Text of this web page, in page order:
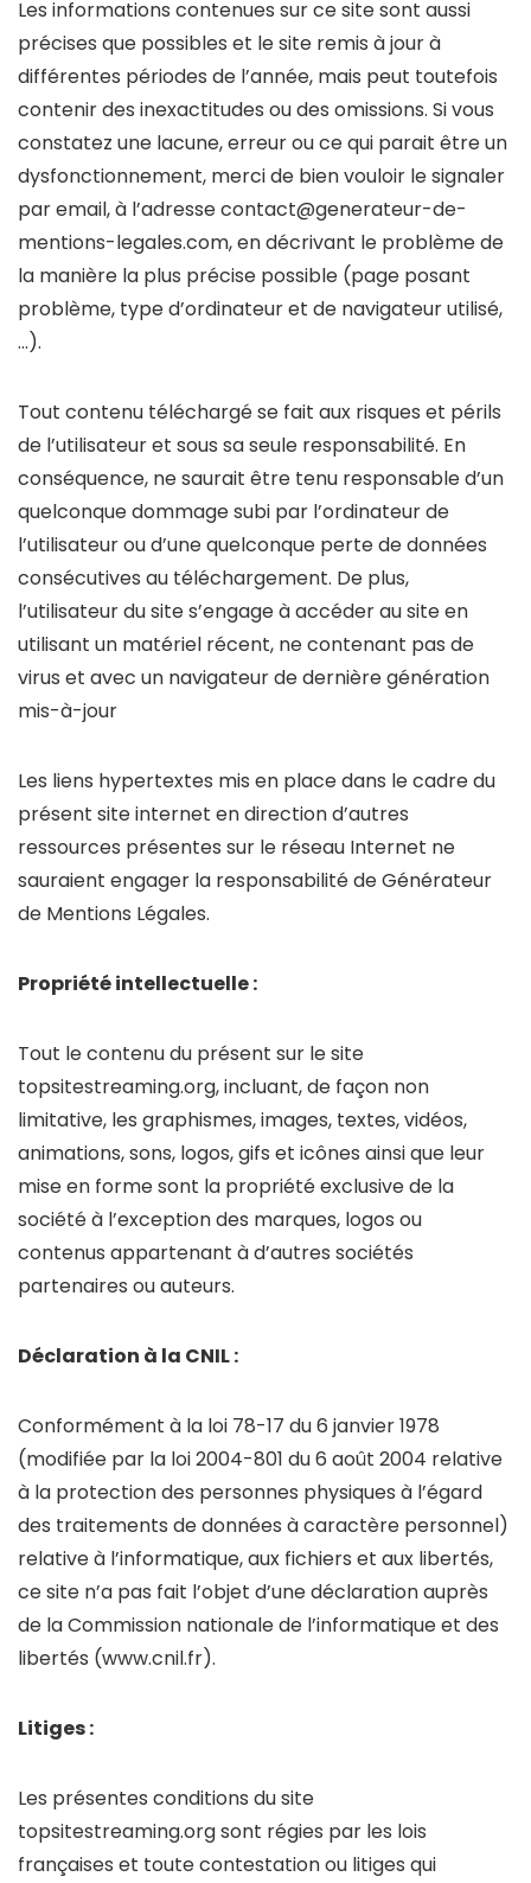
Les informations contenues sur ce site sont aussi
précises que possibles et le site remis à jour à
différentes périodes de l’année, mais peut toutefois
contenir des inexactitudes ou des omissions. Si vous
constatez une lacune, erreur ou ce qui parait être un
dysfonctionnement, merci de bien vouloir le signaler
par email, à l’adressecontact@generateur-de-
mentions-legales.com, en décrivant le problème de
la manière la plus précise possible (page posant
problème, type d’ordinateur et de navigateur utilisé,
…).
Tout contenu téléchargé se fait aux risques et périls
de l’utilisateur et sous sa seule responsabilité. En
conséquence, ne saurait être tenu responsable d’un
quelconque dommage subi par l’ordinateur de
l’utilisateur ou d’une quelconque perte de données
consécutives au téléchargement. De plus,
l’utilisateur du site s’engage à accéder au site en
utilisant un matériel récent, ne contenant pas de
virus et avec un navigateur de dernière génération
mis-à-jour
Les liens hypertextes mis en place dans le cadre du
présent site internet en direction d’autres
ressources présentes sur le réseau Internet ne
sauraient engager la responsabilité de Générateur
de Mentions Légales.
Propriété intellectuelle :
Tout le contenu du présent sur le site
topsitestreaming.org, incluant, de façon non
limitative, les graphismes, images, textes, vidéos,
animations, sons, logos, gifs et icônes ainsi que leur
mise en forme sont la propriété exclusive de la
société à l’exception des marques, logos ou
contenus appartenant à d’autres sociétés
partenaires ou auteurs.
Déclaration à la CNIL :
Conformément à la loi 78-17 du 6 janvier 1978
(modifiée par la loi 2004-801 du 6 août 2004 relative
à la protection des personnes physiques à l’égard
des traitements de données à caractère personnel)
relative à l’informatique, aux fichiers et aux libertés,
ce site n’a pas fait l’objet d’une déclaration auprès
de la Commission nationale de l’informatique et des
libertés (www.cnil.fr).
Litiges :
Les présentes conditions du site
topsitestreaming.org sont régies par les lois
françaises et toute contestation ou litiges qui